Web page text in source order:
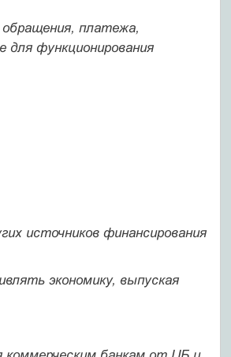
обращения, платежа,
для функционирования
источников финансирования
экономику, выпуская